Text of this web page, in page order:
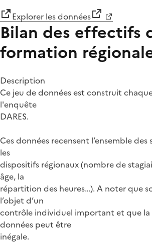
Explorer les données
Bilan des effectifs
formation
Description
Ce jeu de données est construit
l'enquête
DARES.
Ces données recensent l’ensemble des
les
dispositifs régionaux (nombre de
âge, la
répartition des heures…). A noter que
l’objet d’un
contrôle individuel important et que la
données peut être
inégale.